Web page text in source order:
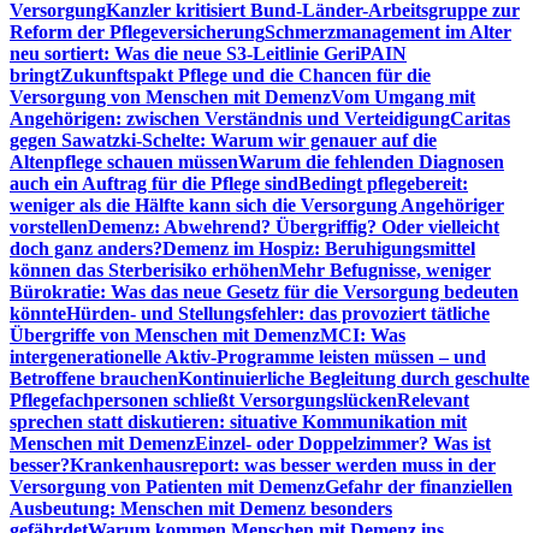
VersorgungKanzler kritisiert Bund-Länder-Arbeitsgruppe zur
Reform der PflegeversicherungSchmerzmanagement im Alter
neu sortiert: Was die neue S3-Leitlinie GeriPAIN
bringtZukunftspakt Pflege und die Chancen für die
Versorgung von Menschen mit DemenzVom Umgang mit
Angehörigen: zwischen Verständnis und VerteidigungCaritas
gegen Sawatzki-Schelte: Warum wir genauer auf die
Altenpflege schauen müssenWarum die fehlenden Diagnosen
auch ein Auftrag für die Pflege sindBedingt pflegebereit:
weniger als die Hälfte kann sich die Versorgung Angehöriger
vorstellenDemenz: Abwehrend? Übergriffig? Oder vielleicht
doch ganz anders?Demenz im Hospiz: Beruhigungsmittel
können das Sterberisiko erhöhenMehr Befugnisse, weniger
Bürokratie: Was das neue Gesetz für die Versorgung bedeuten
könnteHürden- und Stellungsfehler: das provoziert tätliche
Übergriffe von Menschen mit DemenzMCI: Was
intergenerationelle Aktiv-Programme leisten müssen – und
Betroffene brauchenKontinuierliche Begleitung durch geschulte
Pflegefachpersonen schließt VersorgungslückenRelevant
sprechen statt diskutieren: situative Kommunikation mit
Menschen mit DemenzEinzel- oder Doppelzimmer? Was ist
besser?Krankenhausreport: was besser werden muss in der
Versorgung von Patienten mit DemenzGefahr der finanziellen
Ausbeutung: Menschen mit Demenz besonders